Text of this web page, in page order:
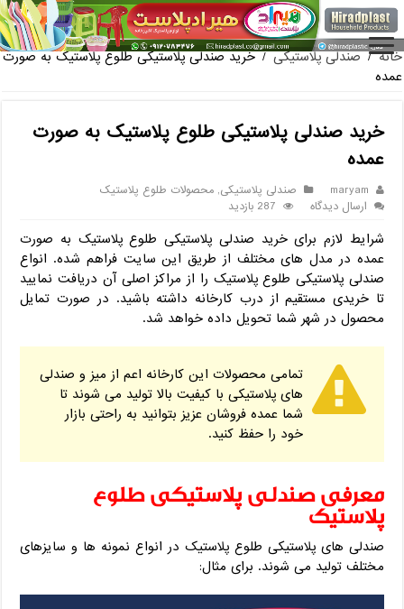
فروش گلدان پلاستیکی
خانه / صندلی پلاستیکی / خرید صندلی پلاستیکی طلوع پلاستیک به صورت
عمده
خرید صندلی پلاستیکی طلوع پلاستیک به صورت
عمده
maryam صندلی پلاستیکی,محصولات طلوع پلاستیک
ارسال دیدگاه
287 بازدید
شرایط لازم برای خرید صندلی پلاستیکی طلوع پلاستیک به صورت
عمده در مدل های مختلف از طریق این سایت فراهم شده. انواع
صندلی پلاستیکی طلوع پلاستیک را از مراکز اصلی آن دریافت نمایید
تا خریدی مستقیم از درب کارخانه داشته باشید. در صورت تمایل
محصول در شهر شما تحویل داده خواهد شد.
تمامی محصولات این کارخانه اعم از میز و صندلی
های پلاستیکی با کیفیت بالا تولید می شوند تا
شما عمده فروشان عزیز بتوانید به راحتی بازار
خود را حفظ کنید.
معرفی صندلی پلاستیکی طلوع
پلاستیک
صندلی های پلاستیکی طلوع پلاستیک در انواع نمونه ها و سایزهای
مختلف تولید می شوند. برای مثال: